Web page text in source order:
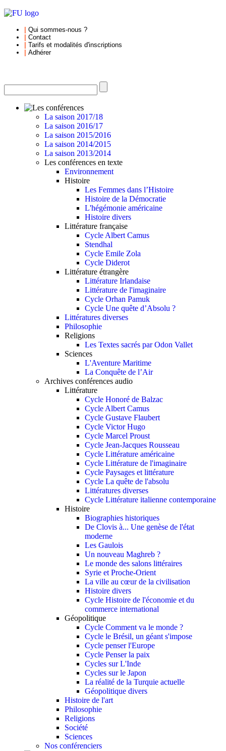
Qui sommes-nous ?
Contact
Tarifs et modalités d'inscriptions
Adhérer
La saison 2017/18
La saison 2016/17
La saison 2015/2016
La saison 2014/2015
La saison 2013/2014
Les conférences en texte
Environnement
Histoire
Les Femmes dans l’Histoire
Histoire de la Démocratie
L'hégémonie américaine
Histoire divers
Littérature française
Cycle Albert Camus
Stendhal
Cycle Emile Zola
Cycle Diderot
Littérature étrangère
Littérature Irlandaise
Littérature de l'imaginaire
Cycle Orhan Pamuk
Cycle Une quête d’Absolu ?
Littératures diverses
Philosophie
Religions
Les Textes sacrés par Odon Vallet
Sciences
L'Aventure Maritime
La Conquête de l’Air
Archives conférences audio
Littérature
Cycle Honoré de Balzac
Cycle Albert Camus
Cycle Gustave Flaubert
Cycle Victor Hugo
Cycle Marcel Proust
Cycle Jean-Jacques Rousseau
Cycle Littérature américaine
Cycle Littérature de l'imaginaire
Cycle Paysages et littérature
Cycle La quête de l'absolu
Littératures diverses
Cycle Littérature italienne contemporaine
Histoire
Biographies historiques
De Clovis à... Une genèse de l'état
moderne
Les Gaulois
Un nouveau Maghreb ?
Le monde des salons littéraires
Syrie et Proche-Orient
La ville au cœur de la civilisation
Histoire divers
Cycle Histoire de l'économie et du
commerce international
Géopolitique
Cycle Comment va le monde ?
Cycle le Brésil, un géant s'impose
Cycle penser l'Europe
Cycle Penser la paix
Cycles sur L'Inde
Cycles sur le Japon
La réalité de la Turquie actuelle
Géopolitique divers
Histoire de l'art
Philosophie
Religions
Société
Sciences
Nos conférenciers